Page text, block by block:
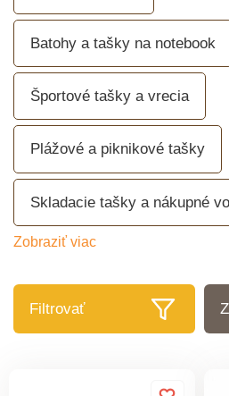
Batohy a tašky na notebook
Športové tašky a vrecia
Plážové a piknikové tašky
Skladacie tašky a nákupné
Zobraziť viac
Filtrovať